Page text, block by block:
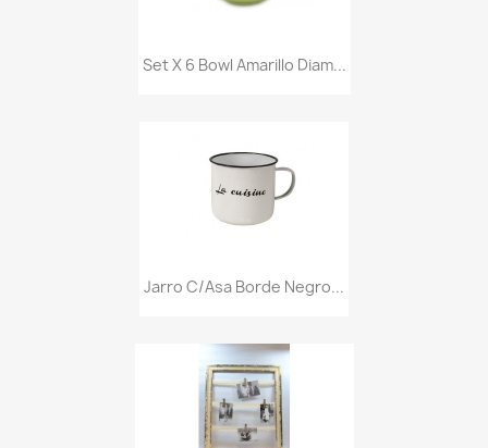
Set X 6 Bowl Amarillo Diam...
Jarro C/asa Borde Negro...